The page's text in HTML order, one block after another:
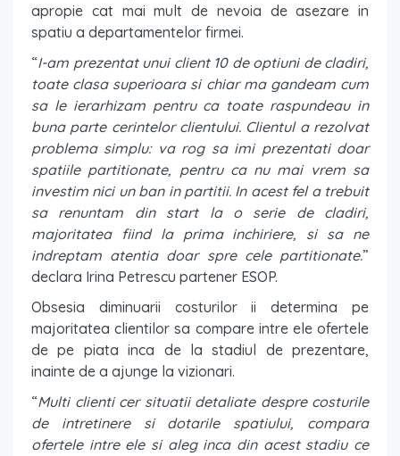
apropie cat mai mult de nevoia de asezare in
spatiu a departamentelor firmei.
“I-am prezentat unui client 10 de optiuni de cladiri,
toate clasa superioara si chiar ma gandeam cum
sa le ierarhizam pentru ca toate raspundeau in
buna parte cerintelor clientului. Clientul a rezolvat
problema simplu: va rog sa imi prezentati doar
spatiile partitionate, pentru ca nu mai vrem sa
investim nici un ban in partitii. In acest fel a trebuit
sa renuntam din start la o serie de cladiri,
majoritatea fiind la prima inchiriere, si sa ne
indreptam atentia doar spre cele partitionate.”
declara Irina Petrescu partener ESOP.
Obsesia diminuarii costurilor ii determina pe
majoritatea clientilor sa compare intre ele ofertele
de pe piata inca de la stadiul de prezentare,
inainte de a ajunge la vizionari.
“Multi clienti cer situatii detaliate despre costurile
de intretinere si dotarile spatiului, compara
ofertele intre ele si aleg inca din acest stadiu ce